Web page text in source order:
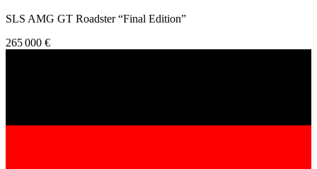
SLS AMG GT Roadster “Final Edition”
265 000 €